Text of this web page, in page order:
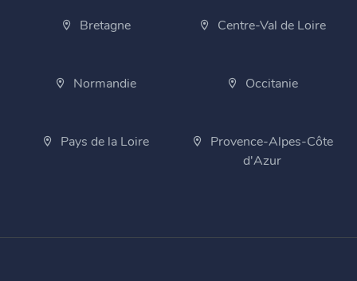
Bretagne Centre-Val de Loire
Normandie Occitanie
Pays de la Loire
Provence-Alpes-Côte
d'Azur